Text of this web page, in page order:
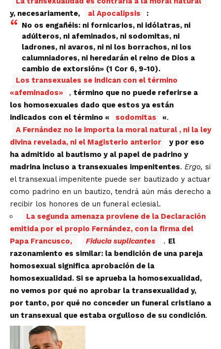
y, necesariamente,
al Apocalipsis
:
No os engañéis: ni fornicarios, ni idólatras, ni
adúlteros, ni afeminados, ni sodomitas, ni
ladrones, ni avaros, ni ni los borrachos, ni los
calumniadores, ni heredarán el reino de Dios a
cambio de extorsión» (1 Cor 6, 9-10).
Los transexuales se indican con el término
«afeminados»
, término que no puede referirse a
los homosexuales dado que estos ya están
indicados con el término «
sodomitas «.
A Fernández no le importa la moral natural , ni la ley
divina revelada, ni el Magisterio anterior
y por eso
ha admitido al bautismo y al papel de padrino y
madrina incluso a transexuales impenitentes. Ergo, si
el transexual impenitente puede ser bautizado y actuar
como padrino en un bautizo, tendrá aún más derecho a
recibir los honores de un funeral eclesial.
La segunda amenaza proviene de la Declaración
emitida por el propio Fernández, con la firma del
Papa Francusco,
Fiducia suplicantes . El
razonamiento es similar: la bendición de una pareja
homosexual significa aprobación de la
homosexualidad. Si se aprueba la homosexualidad,
no vemos por qué no aprobar la transexualidad y,
por tanto, por qué no conceder un funeral cristiano a
un transexual que estaba orgulloso de su condición.